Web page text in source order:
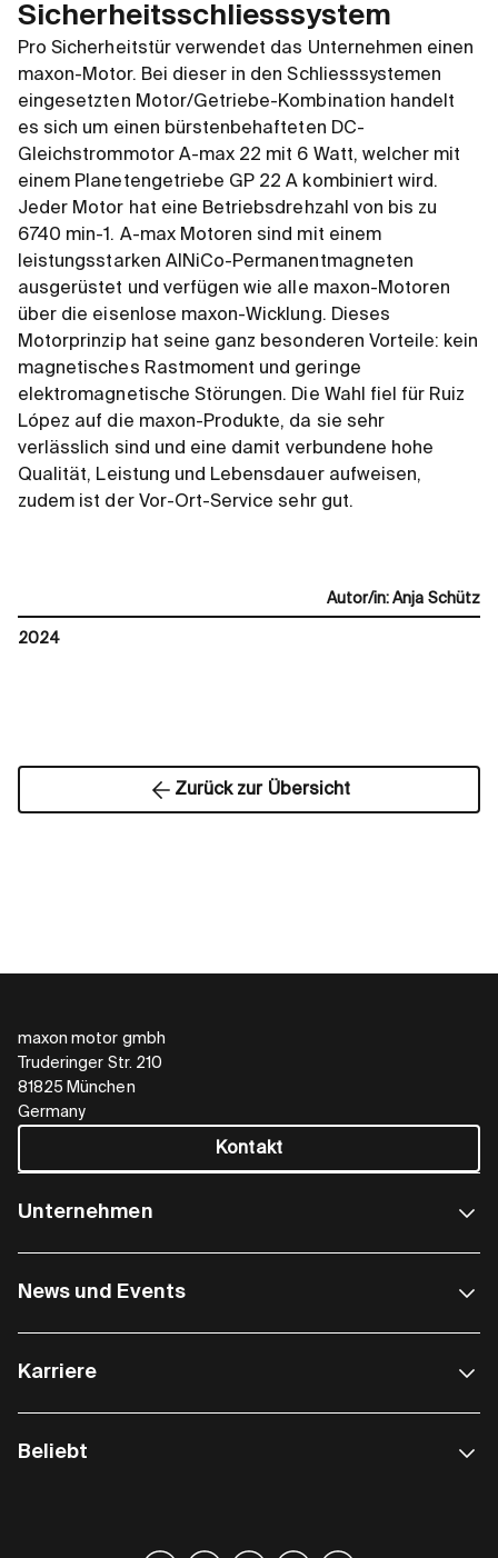
Sicherheitsschliesssystem
Pro Sicherheitstür verwendet das Unternehmen einen
maxon-Motor. Bei dieser in den Schliesssystemen
eingesetzten Motor/Getriebe-Kombination handelt
es sich um einen bürstenbehafteten DC-
Gleichstrommotor A-max 22 mit 6 Watt, welcher mit
einem Planetengetriebe GP 22 A kombiniert wird.
Jeder Motor hat eine Betriebsdrehzahl von bis zu
6740 min-1. A-max Motoren sind mit einem
leistungsstarken AlNiCo-Permanentmagneten
ausgerüstet und verfügen wie alle maxon-Motoren
über die eisenlose maxon-Wicklung. Dieses
Motorprinzip hat seine ganz besonderen Vorteile: kein
magnetisches Rastmoment und geringe
elektromagnetische Störungen. Die Wahl fiel für Ruiz
López auf die maxon-Produkte, da sie sehr
verlässlich sind und eine damit verbundene hohe
Qualität, Leistung und Lebensdauer aufweisen,
zudem ist der Vor-Ort-Service sehr gut.
Autor/in: Anja Schütz
2024
Zurück zur Übersicht
maxon motor gmbh
Truderinger Str. 210
81825 München
Germany
Kontakt
Unternehmen
News und Events
Karriere
Beliebt